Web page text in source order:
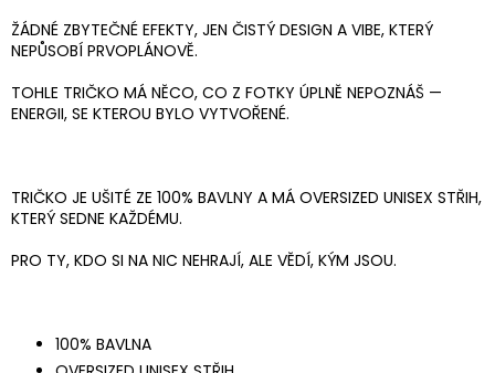
ŽÁDNÉ ZBYTEČNÉ EFEKTY, JEN ČISTÝ DESIGN A VIBE, KTERÝ
NEPŮSOBÍ PRVOPLÁNOVĚ.
TOHLE TRIČKO MÁ NĚCO, CO Z FOTKY ÚPLNĚ NEPOZNÁŠ —
ENERGII, SE KTEROU BYLO VYTVOŘENÉ.
TRIČKO JE UŠITÉ ZE 100% BAVLNY A MÁ OVERSIZED UNISEX STŘIH,
KTERÝ SEDNE KAŽDÉMU.
PRO TY, KDO SI NA NIC NEHRAJÍ, ALE VĚDÍ, KÝM JSOU.
100% BAVLNA